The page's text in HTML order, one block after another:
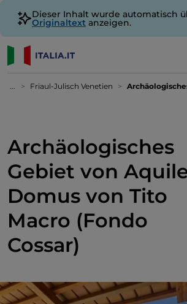
Dieser Inhalt wurde automatisch
Originaltext anzeigen.
... Friaul-Julisch Venetien Archäologisches Gebiet von
Archäologisches
Gebiet von
Domus von Tito
Macro (Fondo
Cossar)